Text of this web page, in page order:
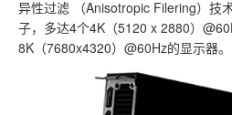
异性过滤 （Anisotropic Filering）技
子，多达4个4K（5120 x 2880）
8K（7680x4320）@60Hz的显示器。